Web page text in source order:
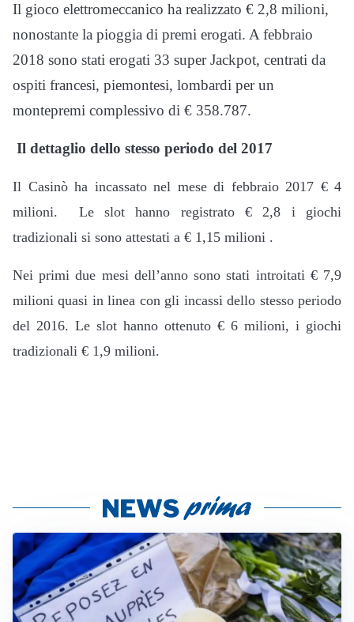
Il gioco elettromeccanico ha realizzato € 2,8 milioni,
nonostante la pioggia di premi erogati. A febbraio
2018 sono stati erogati 33 super Jackpot, centrati da
ospiti francesi, piemontesi, lombardi per un
montepremi complessivo di € 358.787.
Il dettaglio dello stesso periodo del 2017
Il Casinò ha incassato nel mese di febbraio 2017 € 4
milioni. Le slot hanno registrato € 2,8 i giochi
tradizionali si sono attestati a € 1,15 milioni .
Nei primi due mesi dell’anno sono stati introitati € 7,9
milioni quasi in linea con gli incassi dello stesso periodo
del 2016. Le slot hanno ottenuto € 6 milioni, i giochi
tradizionali € 1,9 milioni.